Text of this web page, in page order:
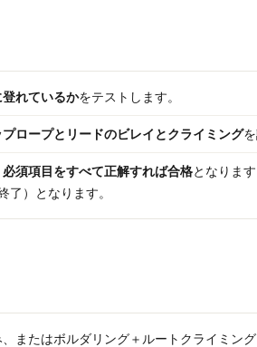
れているかをテストします。
プロープとリードのビレイとクライミング
必須項目をすべて正解すれば合格となりま
了）となります。
またはボルダリング＋ルートクライミン